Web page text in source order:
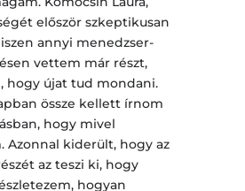
először szkeptikusan
annyi menedzser-
vettem már részt,
hogy újat tud mondani.
össze kellett írnom
hogy mivel
Azonnal kiderült, hogy az
az teszi ki, hogy
hogyan